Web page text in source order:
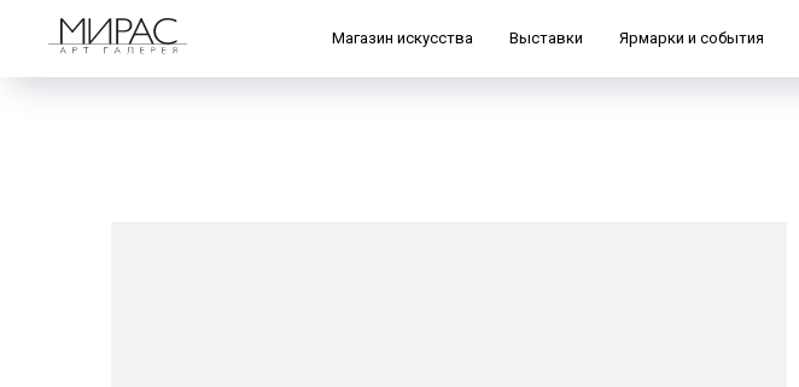
Магазин искусства Выставки Ярмарки и события